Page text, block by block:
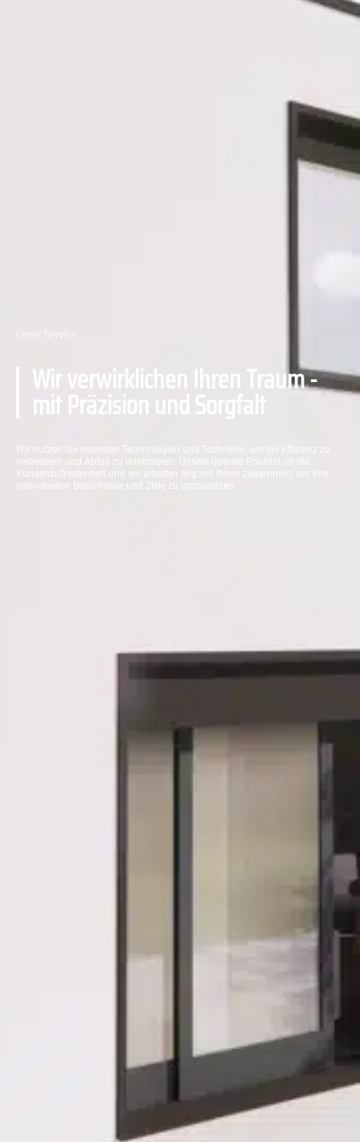
Unser Service
Wir verwirklichen Ihren Traum -
mit Präzision und Sorgfalt
Wir nutzen die neuesten Technologien und Techniken, um die Effizienz zu
verbessern und Abfall zu minimieren. Unsere oberste Priorität ist die
Kundenzufriedenheit und wir arbeiten eng mit Ihnen zusammen, um Ihre
individuellen Bedürfnisse und Ziele zu umzusetzen.